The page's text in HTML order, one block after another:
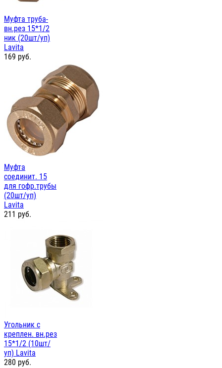
Муфта труба-
вн.рез 15*1/2
ник (20шт/уп)
Lavita
169 руб.
Муфта
соединит. 15
для гофр.трубы
(20шт/уп)
Lavita
211 руб.
Угольник с
креплен. вн.рез
15*1/2 (10шт/
уп) Lavita
280 руб.